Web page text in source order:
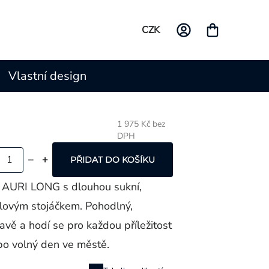
CZK
Vlastní design
1 975 Kč bez
DPH
PŘIDAT DO KOŠÍKU
LONG s dlouhou sukní,
stojáčkem. Pohodlný,
a hodí se pro každou příležitost
volný den ve městě.